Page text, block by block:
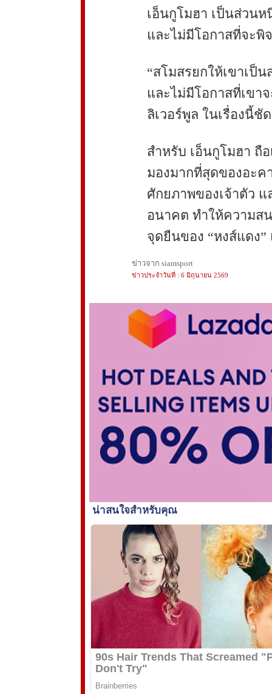
เอ็นกูโมฮา เป็นส่วน
และไม่มีโอกาสที่จะพิ
“สโมสรยกให้เขาเป็
และไม่มีโอกาสที่เขา
ลิเวอร์พูล ในเรื่องนี้ชั
สำหรับ เอ็นกูโมฮา ถื
มองมากที่สุดของอะค
ศักยภาพของเจ้าตัว
อนาคต ทำให้ความส
จุดยืนของ “หงส์แดง”
ข่าวจาก siamsport
ข่าวประจำวันที่ : 6 มิถุนายน 2569